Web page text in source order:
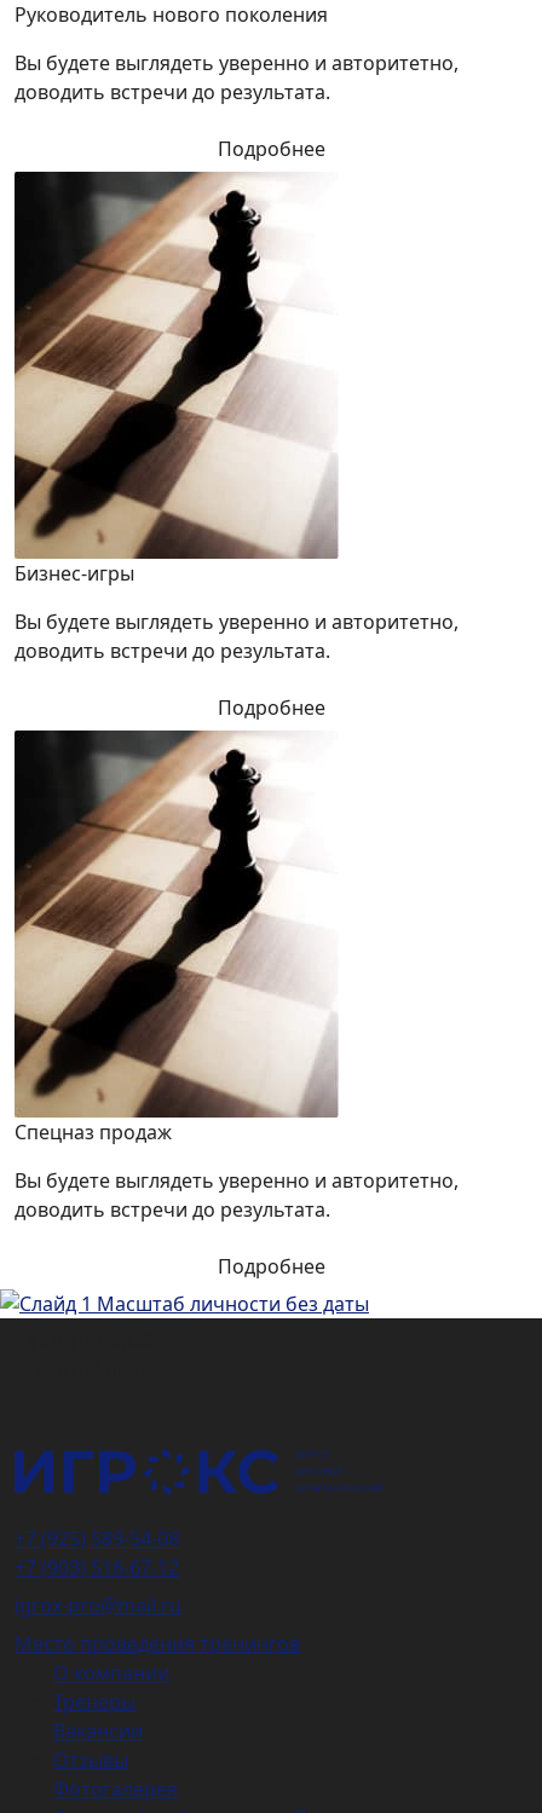
Руководитель нового поколения
Вы будете выглядеть уверенно и авторитетно,
доводить встречи до результата.
Подробнее
Бизнес-игры
Вы будете выглядеть уверенно и авторитетно,
доводить встречи до результата.
Подробнее
Спецназ продаж
Вы будете выглядеть уверенно и авторитетно,
доводить встречи до результата.
Подробнее
+7 (925) 589-54-08
+7 (903) 516-67-12
igrox-pro@mail.ru
Место проведения тренингов
О компании
Тренеры
Вакансии
Отзывы
Фотогалерея